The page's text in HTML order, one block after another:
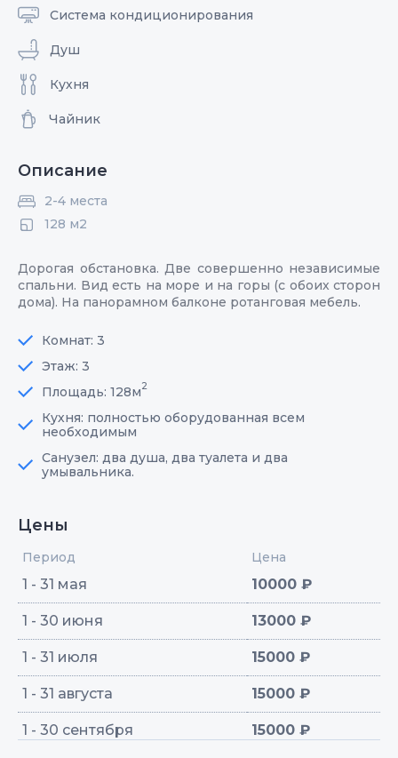
Система кондиционирования
Душ
Кухня
Чайник
Описание
2-4 места
128 м2
Дорогая обстановка. Две совершенно независимые
спальни. Вид есть на море и на горы (с обоих сторон
дома). На панорамном балконе ротанговая мебель.
Комнат: 3
Этаж: 3
Площадь: 128м2
Кухня: полностью оборудованная всем
необходимым
Санузел: два душа, два туалета и два
умывальника.
Цены
Период Цена
1 - 31 мая 10000 ₽
1 - 30 июня 13000 ₽
1 - 31 июля 15000 ₽
1 - 31 августа 15000 ₽
1 - 30 сентября 15000 ₽